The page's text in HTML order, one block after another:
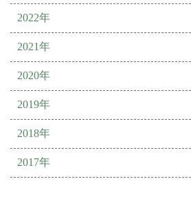
2022年
2021年
2020年
2019年
2018年
2017年